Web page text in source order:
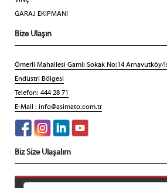
GARAJ EKİPMANI
Bize Ulaşın
Ömerli Mahallesi Gamlı Sokak No:14 Arnavutköy/
Endüstri Bölgesi
Telefon: 444 28 71
E-Mail : info@asimato.com.tr
Biz Size Ulaşalım